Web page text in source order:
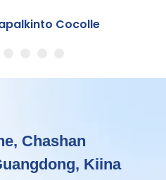
Cocolle
Chashan
Kiina